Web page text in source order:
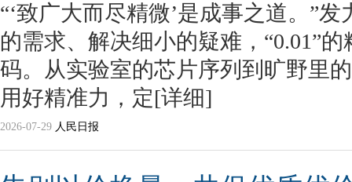
“‘致广大而尽精微’是成事之道。”
的需求、解决细小的疑难，“0.01”
码。从实验室的芯片序列到旷野里
用好精准力，定[详细]
2026-07-29 人民日报